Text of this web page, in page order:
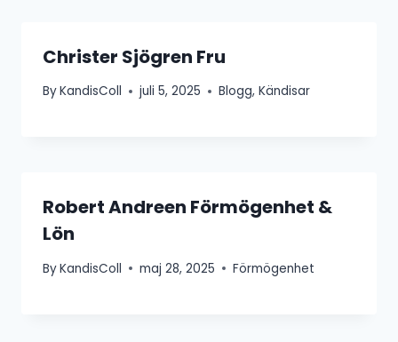
Christer Sjögren Fru
ByKandisColl juli 5, 2025 Blogg,Kändisar
Robert Andreen Förmögenhet &
Lön
ByKandisColl maj 28, 2025 Förmögenhet